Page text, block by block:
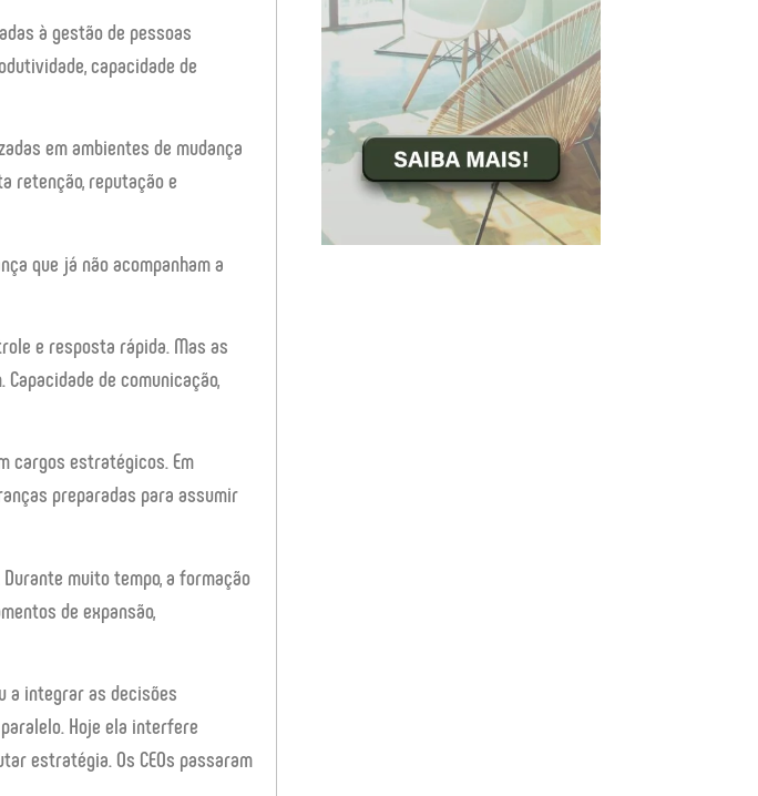
à gestão de pessoas
capacidade de
em ambientes de mudança
retenção, reputação e
que já não acompanham a
e resposta rápida. Mas as
de comunicação,
cargos estratégicos. Em
preparadas para assumir
muito tempo, a formação
de expansão,
a integrar as decisões
Hoje ela interfere
estratégia. Os CEOs passaram